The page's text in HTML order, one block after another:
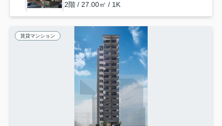
2階 / 27.00㎡ / 1K
賃貸マンション